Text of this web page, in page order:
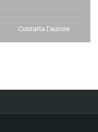
Contatta l'autore